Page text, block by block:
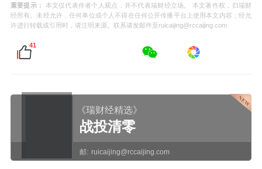
重要提示：
本文仅代表作者个人观点，并不代表瑞财经立场。 本文著作权，归瑞财
经所有。未经允许，任何单位或个人不得在任何公开传播平台上使用本文内容；经允
许进行转载或引用时，请注明来源。联系请发邮件至ruicaijing@rccaijing.com
41
《瑞财经精选》
战投清零
邮: ruicaijing@rccaijing.com